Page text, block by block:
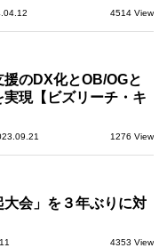
4514 View
のDX化とOB/OGと
現【ビズリーチ・キ
1276 View
会」を３年ぶりに対
4353 View